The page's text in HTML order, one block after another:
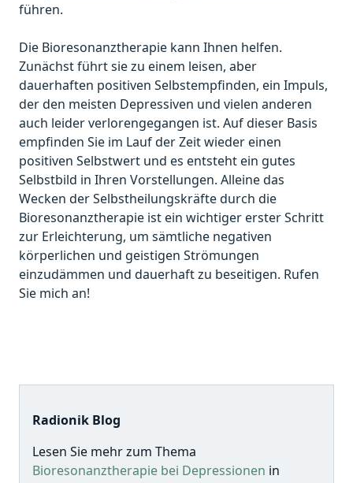
führen.
Die Bioresonanztherapie kann Ihnen helfen.
Zunächst führt sie zu einem leisen, aber
dauerhaften positiven Selbstempfinden, ein Impuls,
der den meisten Depressiven und vielen anderen
auch leider verlorengegangen ist. Auf dieser Basis
empfinden Sie im Lauf der Zeit wieder einen
positiven Selbstwert und es entsteht ein gutes
Selbstbild in Ihren Vorstellungen. Alleine das
Wecken der Selbstheilungskräfte durch die
Bioresonanztherapie ist ein wichtiger erster Schritt
zur Erleichterung, um sämtliche negativen
körperlichen und geistigen Strömungen
einzudämmen und dauerhaft zu beseitigen. Rufen
Sie mich an!
Radionik Blog
Lesen Sie mehr zum Thema
Bioresonanztherapie bei Depressionen in